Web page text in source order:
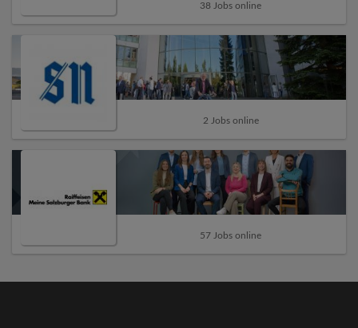
38 Jobs online
2 Jobs online
57 Jobs online